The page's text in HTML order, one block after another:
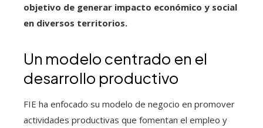
objetivo de generar impacto económico y social
en diversos territorios.
Un modelo centrado en el
desarrollo productivo
FIE ha enfocado su modelo de negocio en promover
actividades productivas que fomentan el empleo y